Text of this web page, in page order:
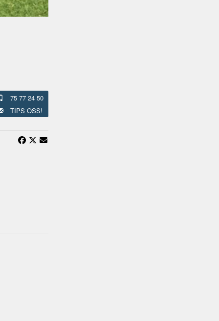
75 77 24 50
TIPS OSS!